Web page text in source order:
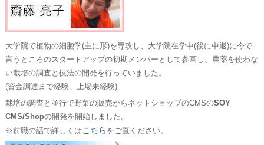
大学院で植物の細胞学(主に形)を専攻し、大学院在学中(後に中退)に今で
言うところのスタートアップの初期メンバーとして参画し、農薬を使わな
い栽培の調査と技法の開発を行っていました。
(資金調達まで経験。上場未経験)
栽培の調査と並行で野菜の販売からネットショップのCMSのSOY
CMS/Shopの開発を開始しました。
※前職の話で詳しくはこちら をご覧ください。